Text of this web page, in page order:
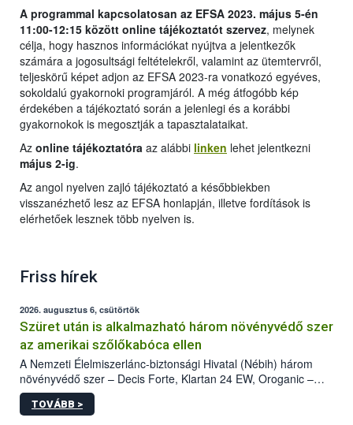
A programmal kapcsolatosan az EFSA 2023. május 5-én
11:00-12:15 között online tájékoztatót szervez, melynek
célja, hogy hasznos információkat nyújtva a jelentkezők
számára a jogosultsági feltételekről, valamint az ütemtervről,
teljeskörű képet adjon az EFSA 2023-ra vonatkozó egyéves,
sokoldalú gyakornoki programjáról. A még átfogóbb kép
érdekében a tájékoztató során a jelenlegi és a korábbi
gyakornokok is megosztják a tapasztalataikat.
Az online tájékoztatóra az alábbi linken lehet jelentkezni
május 2-ig.
Az angol nyelven zajló tájékoztató a későbbiekben
visszanézhető lesz az EFSA honlapján, illetve fordítások is
elérhetőek lesznek több nyelven is.
Friss hírek
2026. augusztus 6, csütörtök
Szüret után is alkalmazható három növényvédő szer
az amerikai szőlőkabóca ellen
A Nemzeti Élelmiszerlánc-biztonsági Hivatal (Nébih) három
növényvédő szer – Decis Forte, Klartan 24 EW, Oroganic –
engedélyokiratát módosította, így azok a szüretet követően,
egészen a vesszőérettség (BBCH 91) stádiumáig
TOVÁBB >